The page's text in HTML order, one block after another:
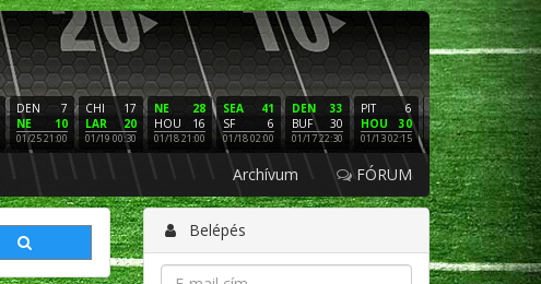
7
DEN
10
NE
01/25 21:00
17
CHI
20
LAR
01/19 00:30
28
NE
16
HOU
01/18 21:00
41
SEA
6
SF
01/18 02:00
33
DEN
30
BUF
01/17 22:30
6
PIT
30
HOU
01/13 02:15
16
NE
3
LAC
01/12 02:00
PHI
SF
01/11
Archívum FÓRUM
Belépés